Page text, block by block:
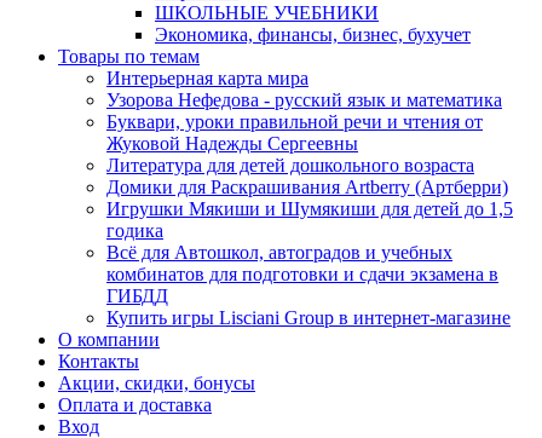
ШКОЛЬНЫЕ УЧЕБНИКИ
Экономика, финансы, бизнес, бухучет
Товары по темам
Интерьерная карта мира
Узорова Нефедова - русский язык и математика
Буквари, уроки правильной речи и чтения от
Жуковой Надежды Сергеевны
Литература для детей дошкольного возраста
Домики для Раскрашивания Artberry (Артберри)
Игрушки Мякиши и Шумякиши для детей до 1,5
годика
Всё для Автошкол, автоградов и учебных
комбинатов для подготовки и сдачи экзамена в
ГИБДД
Купить игры Lisciani Group в интернет-магазине
О компании
Контакты
Акции, скидки, бонусы
Оплата и доставка
Вход